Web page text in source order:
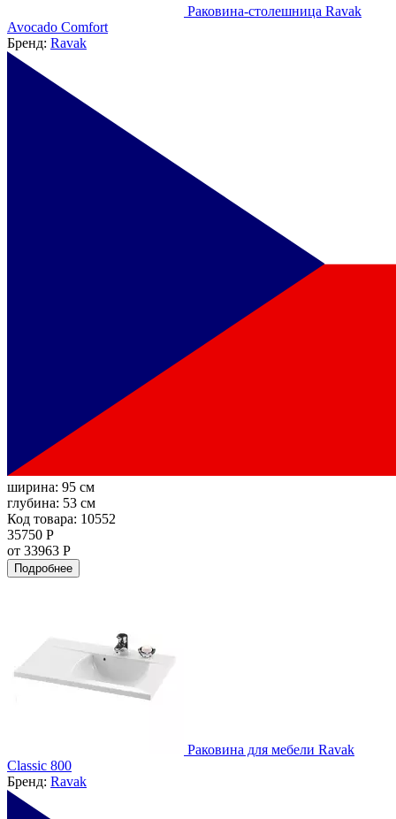
Раковина-столешница Ravak
Avocado Comfort
Бренд: Ravak
ширина: 95 см
глубина: 53 см
Код товара: 10552
35750 Р
от 33963 Р
Подробнее
Раковина для мебели Ravak
Classic 800
Бренд: Ravak